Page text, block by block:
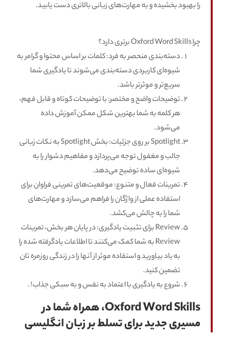
را بهبود بخشیده و به مهارت‌های زبانی بالاتری دست یابید.
چرا Oxford Word Skills برتری دارد؟
دسته‌بندی منحصر به فرد: کلمات بر اساس محتوا و گرامر به
شیوه‌ای کاربردی دسته‌بندی می‌شوند تا یادگیری شما
سریع‌تر و موثرتر باشد.
توضیحات واضح و مختصر: با توضیحات کوتاه و قابل فهم،
هر کلمه به شما بهترین شکل ممکن آموزش داده
می‌شود.
Spotlight بر روی جزئیات: بخش Spotlight به نکات زبانی
جالب و مغفول توجه می‌پردازد و مفاهیم دشوار را به
شیوه‌ای ساده توضیح می‌دهد.
تمرینات فعال و متنوع: موقعیت‌های تمرینی فراوان برای
استفاده عملی از واژگان را فراهم می‌سازد و مهارت‌های
شما را به چالش می‌کشد.
Review برای تثبیت یادگیری: در پایان هر بخش، تمرینات
Review به شما کمک می‌کنند تا اطلاعات یادگرفته شده را
به یاد بیاورید و استفاده موثر از آنها را در زندگی روزمره تان
تضمین کنید.
شروع به یادگیری با اعتماد به نفس و به سبکی جذاب! .
Oxford Word Skills، همراه شما در
مسیری جدید برای تسلط بر زبان انگلیسی